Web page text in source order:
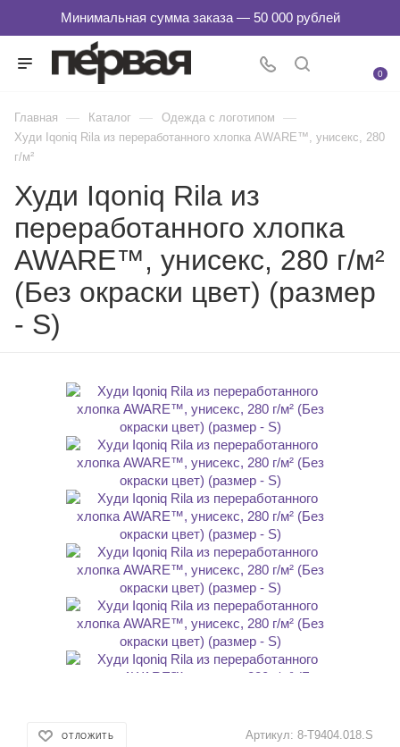
0
Главная — Каталог — Одежда с логотипом —
Худи Iqoniq Rila из переработанного хлопка AWARE™, унисекс, 280
г/м²
Худи Iqoniq Rila из
переработанного хлопка
AWARE™, унисекс, 280 г/м²
(Без окраски цвет) (размер
- S)
ОТЛОЖИТЬ Артикул: 8-T9404.018.S